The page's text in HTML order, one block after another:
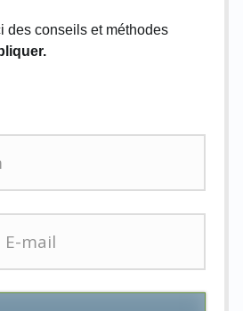
des conseils et méthodes